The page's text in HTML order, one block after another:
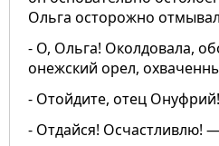
Ольга осторожно
- О, Ольга! Околдовала,
онежский орел,
- Отойдите, отец
- Отдайся! Осчастливлю!